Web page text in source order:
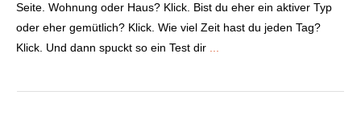
Seite. Wohnung oder Haus? Klick. Bist du eher ein aktiver Typ
oder eher gemütlich? Klick. Wie viel Zeit hast du jeden Tag?
Klick. Und dann spuckt so ein Test dir ...